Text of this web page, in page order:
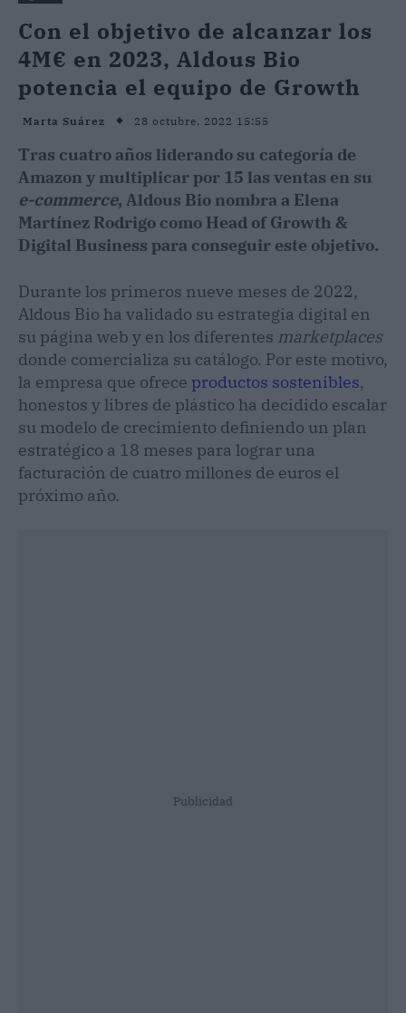
Con el objetivo de alcanzar los
4M€ en 2023, Aldous Bio
potencia el equipo de Growth
Marta Suárez 28 octubre, 2022 15:55
Tras cuatro años liderando su categoría de
Amazon y multiplicar por 15 las ventas en su
e-commerce, Aldous Bio nombra a Elena
Martínez Rodrigo como Head of Growth &
Digital Business para conseguir este objetivo.
Durante los primeros nueve meses de 2022,
Aldous Bio ha validado su estrategia digital en
su página web y en los diferentes marketplaces
donde comercializa su catálogo. Por este motivo,
la empresa que ofrece productos sostenibles,
honestos y libres de plástico ha decidido escalar
su modelo de crecimiento definiendo un plan
estratégico a 18 meses para lograr una
facturación de cuatro millones de euros el
próximo año.
Publicidad